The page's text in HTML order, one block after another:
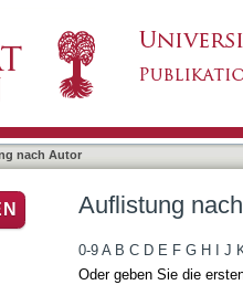
nach Autor
Auflistung
0-9 A B C D E F G H J
Oder geben Sie die